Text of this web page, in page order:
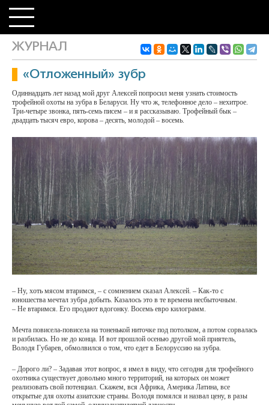
ЖУРНАЛ
«Отложенный» зубр
Одиннадцать лет назад мой друг Алексей попросил меня узнать стоимость
трофейной охоты на зубра в Беларуси. Ну что ж, телефонное дело – нехитрое.
Три-четыре звонка, пять-семь писем – и я рассказываю. Трофейный бык –
двадцать тысяч евро, корова – десять, молодой – восемь.
– Ну, хоть мясом втаримся, – с сомнением сказал Алексей. – Как-то с
юношества мечтал зубра добыть. Казалось это в те времена несбыточным.
– Не втаримся. Его продают вдогонку. Восемь евро килограмм.
Мечта повисела-повисела на тоненькой ниточке под потолком, а потом сорвалась
и разбилась. Но не до конца. И вот прошлой осенью другой мой приятель,
Володя Губарев, обмолвился о том, что едет в Белоруссию на зубра.
– Дорого ли? – Задавая этот вопрос, я имел в виду, что сегодня для трофейного
охотника существует довольно много территорий, на которых он может
реализовать свой потенциал. Скажем, вся Африка, Америка Латина, все
открытые для охоты азиатские страны. Володя помялся и назвал цену, в разы